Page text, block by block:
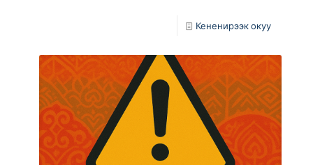
Кененирээк окуу